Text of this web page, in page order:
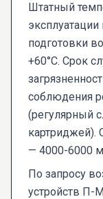
Штатный
подготовки
+60°C. Срок
соблюдения
(регулярный
картриджей).
— 4000-6000
По запросу
устройств П-